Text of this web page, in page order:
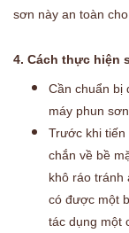
sơn này an toàn
4. Cách thực hiện
Cần chuẩn bị
máy phun sơn.
Trước khi tiến
chắn về bề
khô ráo tránh
có được một
tác dụng một